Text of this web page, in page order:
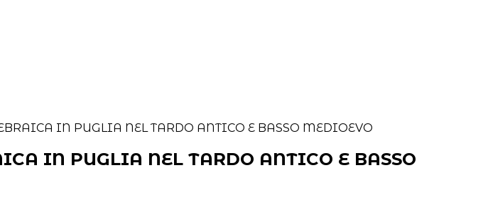
IN PUGLIA NEL TARDO ANTICO E BASSO